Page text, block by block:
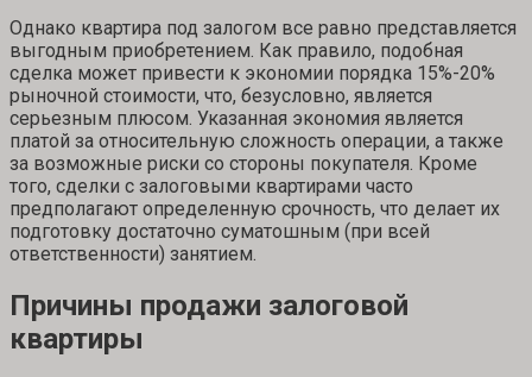
Однако квартира под залогом все равно представляется
выгодным приобретением. Как правило, подобная
сделка может привести к экономии порядка 15%-20%
рыночной стоимости, что, безусловно, является
серьезным плюсом. Указанная экономия является
платой за относительную сложность операции, а также
за возможные риски со стороны покупателя. Кроме
того, сделки с залоговыми квартирами часто
предполагают определенную срочность, что делает их
подготовку достаточно суматошным (при всей
ответственности) занятием.
Причины продажи залоговой
квартиры